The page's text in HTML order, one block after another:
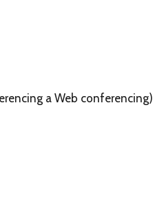
a Web conferencing)